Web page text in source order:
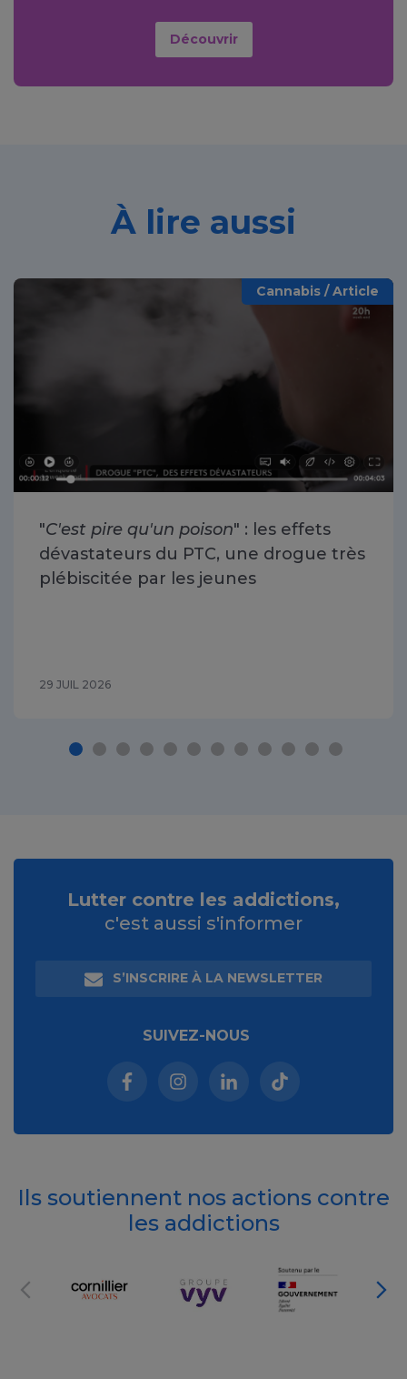
Découvrir
À lire aussi
Cannabis / Article
"C'est pire qu'un poison" : les effets
dévastateurs du PTC, une drogue très
plébiscitée par les jeunes
29 JUIL 2026
Lutter contre les addictions,
c'est aussi s'informer
S’INSCRIRE À LA NEWSLETTER
SUIVEZ-NOUS
Facebook (nouvelle fenêtre)
Instagram (nouvelle fenêtre)
Linkedin (nouvelle
Tiktok (nouvelle
Ils soutiennent nos actions contre
les addictions